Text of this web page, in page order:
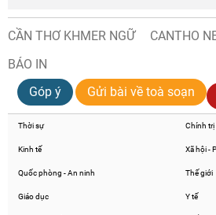
CẦN THƠ KHMER NGỮ CANTHO
BÁO IN
Góp ý
Gửi bài về toà soạn
Thời sự Chính trị
Kinh tế Xã hội -
Quốc phòng - An ninh Thế giới
Giáo dục Y tế